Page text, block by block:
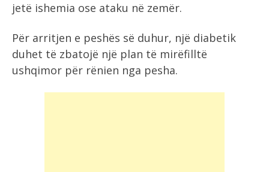
jetë ishemia ose ataku në zemër.
Për arritjen e peshës së duhur, një diabetik
duhet të zbatojë një plan të mirëfilltë
ushqimor për rënien nga pesha.